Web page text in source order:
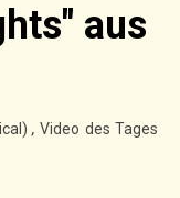
g
a
t
aus
,Video des Tages